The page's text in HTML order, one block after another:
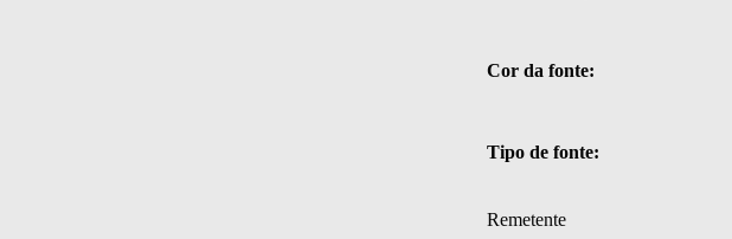
Cor da fonte:
Tipo de fonte:
Remetente